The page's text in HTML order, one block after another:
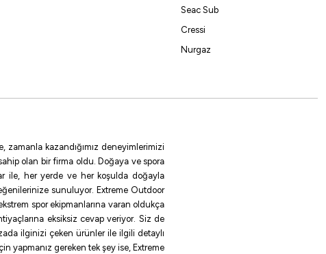
Seac Sub
Cressi
Nurgaz
zamanla kazandığımız deneyimlerimizi
olan bir firma oldu. Doğaya ve spora
ile, her yerde ve her koşulda doğayla
sunuluyor. Extreme Outdoor
spor ekipmanlarına varan oldukça
eksiksiz cevap veriyor. Siz de
ilginizi çeken ürünler ile ilgili detaylı
yapmanız gereken tek şey ise, Extreme